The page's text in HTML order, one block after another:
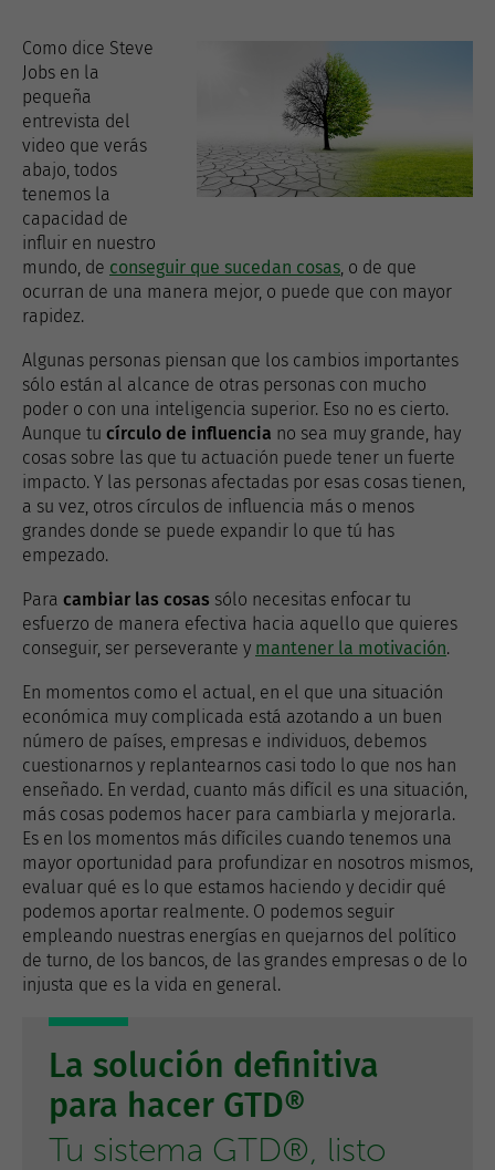
Como dice Steve
Jobs en la
pequeña
entrevista del
video que verás
abajo, todos
tenemos la
capacidad de
influir en nuestro
mundo, de conseguir que sucedan cosas, o de que
ocurran de una manera mejor, o puede que con mayor
rapidez.
Algunas personas piensan que los cambios importantes
sólo están al alcance de otras personas con mucho
poder o con una inteligencia superior. Eso no es cierto.
Aunque tu círculo de influencia no sea muy grande, hay
cosas sobre las que tu actuación puede tener un fuerte
impacto. Y las personas afectadas por esas cosas tienen,
a su vez, otros círculos de influencia más o menos
grandes donde se puede expandir lo que tú has
empezado.
Para cambiar las cosas sólo necesitas enfocar tu
esfuerzo de manera efectiva hacia aquello que quieres
conseguir, ser perseverante y mantener la motivación.
En momentos como el actual, en el que una situación
económica muy complicada está azotando a un buen
número de países, empresas e individuos, debemos
cuestionarnos y replantearnos casi todo lo que nos han
enseñado. En verdad, cuanto más difícil es una situación,
más cosas podemos hacer para cambiarla y mejorarla.
Es en los momentos más difíciles cuando tenemos una
mayor oportunidad para profundizar en nosotros mismos,
evaluar qué es lo que estamos haciendo y decidir qué
podemos aportar realmente. O podemos seguir
empleando nuestras energías en quejarnos del político
de turno, de los bancos, de las grandes empresas o de lo
injusta que es la vida en general.
La solución definitiva
para hacer GTD®
Tu sistema GTD®, listo